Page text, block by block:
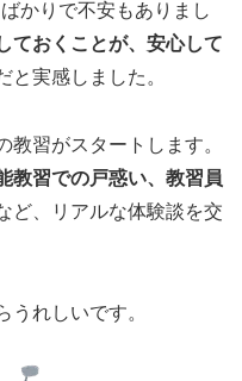
かりで不安もありまし
ておくことが、安心して
と実感しました。
習がスタートします。
教習での戸惑い、教習員
ど、リアルな体験談を交
うれしいです。